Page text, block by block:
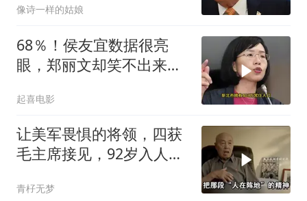
像诗一样的姑娘
68％！侯友宜数据很亮
眼，郑丽文却笑不出来
起喜电影
让美军畏惧的将领，四获
毛主席接见，92岁入人民
青杍无梦